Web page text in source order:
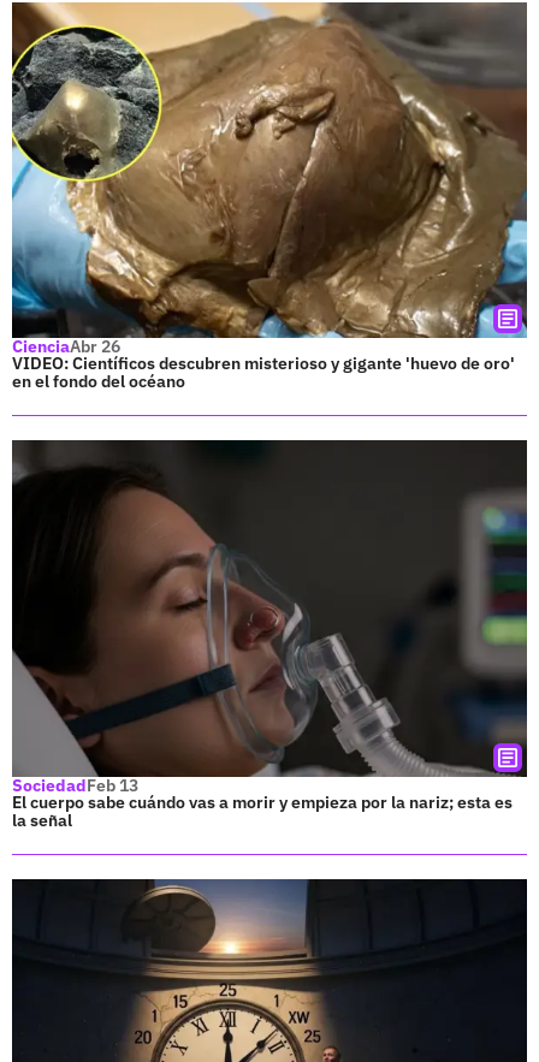
CienciaAbr 26
VIDEO: Científicos descubren misterioso y gigante 'huevo de oro'
en el fondo del océano
SociedadFeb 13
El cuerpo sabe cuándo vas a morir y empieza por la nariz; esta es
la señal